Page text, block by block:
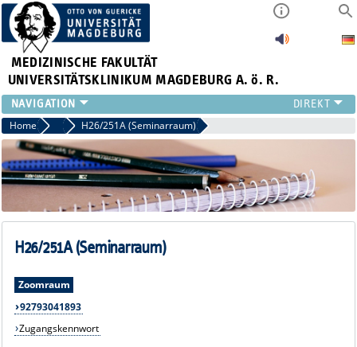
MEDIZINISCHE FAKULTÄT
UNIVERSITÄTSKLINIKUM MAGDEBURG A. ö. R.
INSTITUTE
KLINIKEN
ZENTRALE EINRICHTUNGEN
FORSCHUNG
ÜBER UNS
INTERNATIONAL
Home Seminarräume
H26/251A (Seminarraum)
H26/251A (Seminarraum)
Zoomraum
92793041893
Zugangskennwort